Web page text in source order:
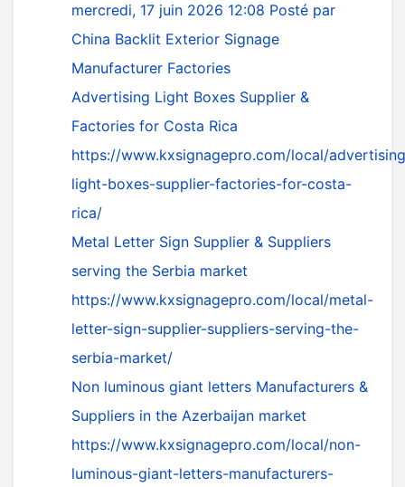
mercredi, 17 juin 2026 12:08 Posté par
China Backlit Exterior Signage
Manufacturer Factories
Advertising Light Boxes Supplier &
Factories for Costa Rica
https://www.kxsignagepro.com/local/
light-boxes-supplier-factories-for-costa-
rica/
Metal Letter Sign Supplier & Suppliers
serving the Serbia market
https://www.kxsignagepro.com/local/metal-
letter-sign-supplier-suppliers-serving-the-
serbia-market/
Non luminous giant letters Manufacturers &
Suppliers in the Azerbaijan market
https://www.kxsignagepro.com/local/non-
luminous-giant-letters-manufacturers-